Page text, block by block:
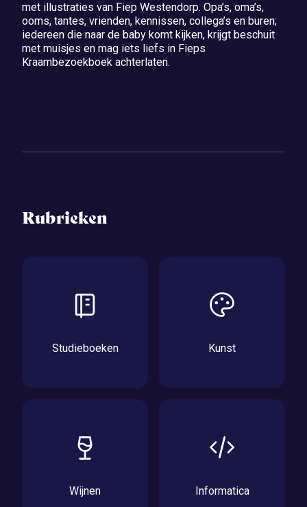
met illustraties van Fiep Westendorp. Opa’s, oma’s,
ooms, tantes, vrienden, kennissen, collega’s en buren;
iedereen die naar de baby komt kijken, krijgt beschuit
met muisjes en mag iets liefs in Fieps
Kraambezoekboek achterlaten.
Rubrieken
Studieboeken Kunst
Wijnen Informatica